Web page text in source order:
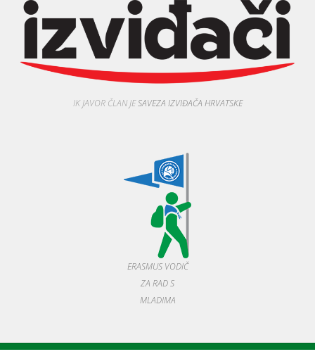
IK JAVOR ČLAN JESAVEZA IZVIĐAČA HRVATSKE
ERASMUS VODIČ
ZA RAD S
MLADIMA